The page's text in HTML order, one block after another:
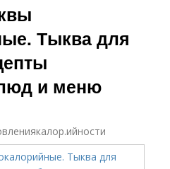
Тыква для
и меню